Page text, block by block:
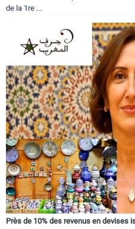
de la 1re ...
Près de 10% des revenus en devises